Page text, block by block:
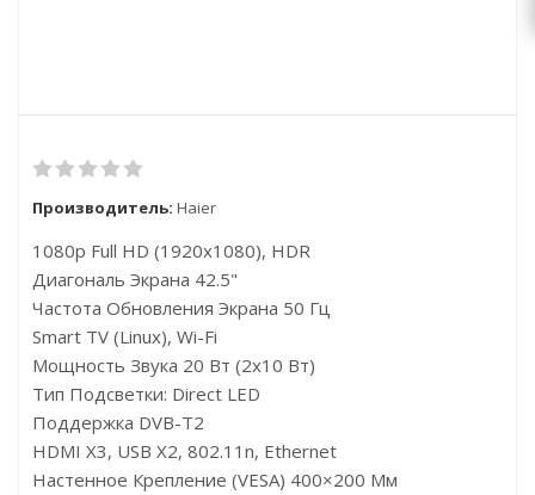
Производитель: Haier
1080p Full HD (1920x1080), HDR
Диагональ Экрана 42.5"
Частота Обновления Экрана 50 Гц
Smart TV (Linux), Wi-Fi
Мощность Звука 20 Вт (2х10 Вт)
Тип Подсветки: Direct LED
Поддержка DVB-T2
HDMI X3, USB X2, 802.11n, Ethernet
Настенное Крепление (VESA) 400×200 Мм